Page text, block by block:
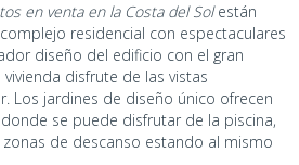
en venta en la Costa del Solestán
residencial con espectaculares
diseño del edificio con el gran
disfrute de las vistas
Los jardines de diseño único ofrecen
se puede disfrutar de la piscina,
de descanso estando al mismo